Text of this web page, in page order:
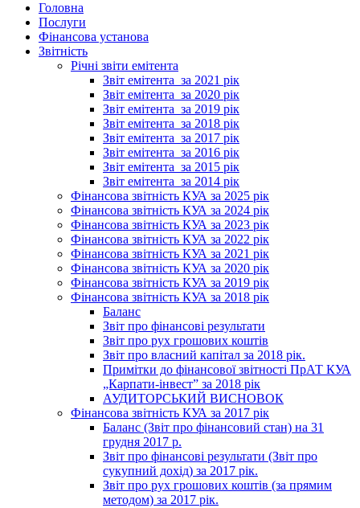
Головна
Послуги
Фінансова установа
Звітність
Річні звіти емітента
Звіт емітента_за 2021 рік
Звіт емітента_за 2020 рік
Звіт емітента_за 2019 рік
Звіт емітента_за 2018 рік
Звіт емітента_за 2017 рік
Звіт емітента_за 2016 рік
Звіт емітента_за 2015 рік
Звіт емітента_за 2014 рік
Фінансова звітність КУА за 2025 рік
Фінансова звітність КУА за 2024 рік
Фінансова звітність КУА за 2023 рік
Фінансова звітність КУА за 2022 рік
Фінансова звітність КУА за 2021 рік
Фінансова звітність КУА за 2020 рік
Фінансова звітність КУА за 2019 рік
Фінансова звітність КУА за 2018 рік
Баланс
Звіт про фінансові результати
Звіт про рух грошових коштів
Звіт про власний капітал за 2018 рік.
Примітки до фінансової звітності ПрАТ КУА
„Карпати-інвест” за 2018 рік
АУДИТОРСЬКИЙ ВИСНОВОК
Фінансова звітність КУА за 2017 рік
Баланс (Звіт про фінансовий стан) на 31
грудня 2017 р.
Звіт про фінансові результати (Звіт про
сукупний дохід) за 2017 рік.
Звіт про рух грошових коштів (за прямим
методом) за 2017 рік.